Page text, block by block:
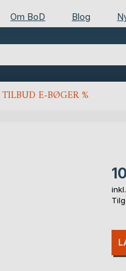
Om BoD Blog
TILBUD E-BØGER %